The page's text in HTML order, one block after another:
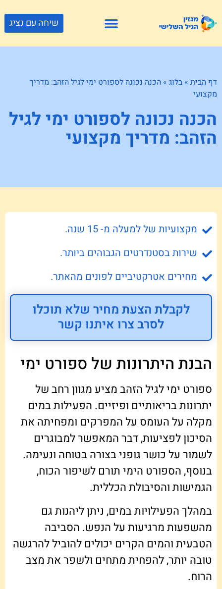
שיחה עם נציג
דף הבית » בלוג » הכנה נכונה לספורט ימי לגיל הזהב: מדריך
מקצועי
הכנה נכונה לספורט ימי לגיל
הזהב: מדריך מקצועי
מקצועיות של למעלה מ- 15 שנה.
שירות בסטנדרטים הגבוהים ביותר.
מחירים אטרקטיביים לפונים מהאתר.
לקבלת הצעת מחיר שלא תוכלו
לסרב צרו איתנו קשר
הבנת היתרונות של ספורט ימי
ספורט ימי לגיל הזהב מציע מגוון רחב של
יתרונות בריאותיים ופיזיים. הפעילות במים
מקלה על העומס על המפרקים ומפחיתה את
הסיכון לפציעות, דבר המאפשר למבוגרים
לשמור על כושר גופני בצורה בטוחה ונעימה.
בנוסף, הספורט הימי תורם לשיפור הכוח,
הגמישות והסיבולת הכללית.
במהלך הפעילויות במים, ניתן ליהנות גם
מהשפעות מרגיעות על הנפש. הסביבה
הטבעית והמים הקרים יכולים להוביל להרגשה
טובה יותר, להפחית מתחים ולשפר את מצב
הרוח.